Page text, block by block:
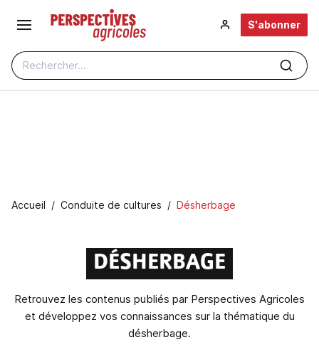
Aller au contenu principal
Rechercher...
S'abonner
Fil d'Ariane
Accueil Conduite de cultures Désherbage
DÉSHERBAGE
Retrouvez les contenus publiés par Perspectives Agricoles
et développez vos connaissances sur la thématique du
désherbage.